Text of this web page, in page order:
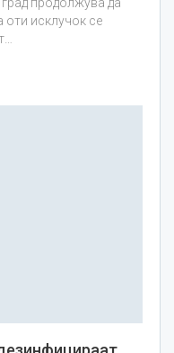
оти исклучок се